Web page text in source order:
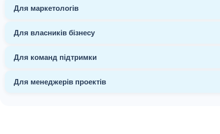
Для маркетологів
Для власників бізнесу
Для команд підтримки
Для менеджерів проектів